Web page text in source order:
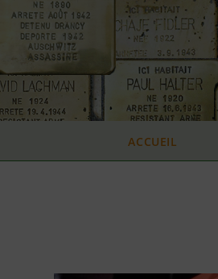
Skip
content
ACCUEIL